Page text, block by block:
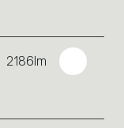
2186lm